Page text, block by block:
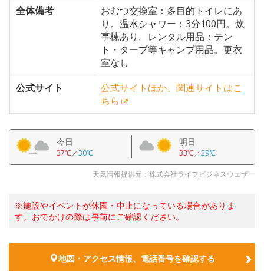
全体備考
おむつ交換室：多目的トイレにあ
り。温水シャワー：3分100円。炊
事棟あり。レンタル用品：テン
ト・タープ等キャンプ用品。更衣
室なし
公式サイト
公式サイトほか、関連サイトはこ
ちら
今日
37℃／30℃
明日
33℃／29℃
天気情報提供元：株式会社ライフビジネスウェザー
※施設やイベントが休園・中止になっている場合がありま
す。おでかけの際は事前にご確認ください。
地図・アクセス情報、電話番号を確認する